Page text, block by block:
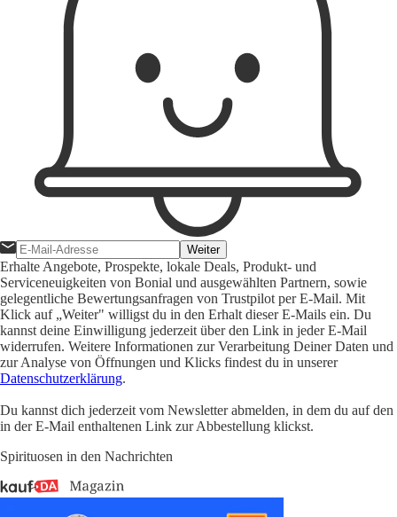
Weiter
Erhalte Angebote, Prospekte, lokale Deals, Produkt- und
Serviceneuigkeiten von Bonial und ausgewählten Partnern, sowie
gelegentliche Bewertungsanfragen von Trustpilot per E-Mail. Mit
Klick auf „Weiter" willigst du in den Erhalt dieser E-Mails ein. Du
kannst deine Einwilligung jederzeit über den Link in jeder E-Mail
widerrufen. Weitere Informationen zur Verarbeitung Deiner Daten und
zur Analyse von Öffnungen und Klicks findest du in unserer
Datenschutzerklärung.
Du kannst dich jederzeit vom Newsletter abmelden, in dem du auf den
in der E-Mail enthaltenen Link zur Abbestellung klickst.
Spirituosen in den Nachrichten